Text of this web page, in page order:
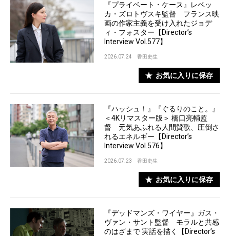
『プライベート・ケース』レベッ
カ・ズロトヴスキ監督 フランス映
画の作家主義を受け入れたジョデ
ィ・フォスター【Director’s
Interview Vol.577】
2026.07.24 香田史生
お気に入りに保存
『ハッシュ！』『ぐるりのこと。』
＜4Kリマスター版＞ 橋口亮輔監
督 元気あふれる人間賛歌、圧倒さ
れるエネルギー【Director’s
Interview Vol.576】
2026.07.23 香田史生
お気に入りに保存
『デッドマンズ・ワイヤー』ガス・
ヴァン・サント監督 モラルと共感
のはざまで 実話を描く【Director’s